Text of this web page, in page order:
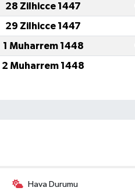
28 Zilhicce 1447
29 Zilhicce 1447
1 Muharrem 1448
2 Muharrem 1448
Hava Durumu